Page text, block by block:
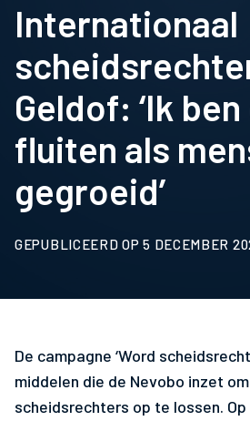
Internationaal
Geldof: ‘Ik
fluiten als
gegroeid’
GEPUBLICEERD OP 5 DECEMBER
De campagne ‘Word
middelen die de Nevobo inzet
scheidsrechters op te lossen.